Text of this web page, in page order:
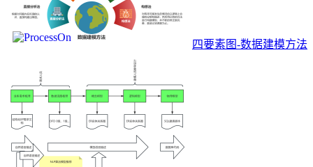
四要素图-数据建模方法